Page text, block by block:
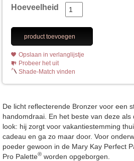
Hoeveelheid
product toevoegen
Opslaan in verlanglijstje
Probeer het uit
Shade-Match vinden
De licht reflecterende Bronzer voor een
handomdraai. En het beste van deze
look: hij zorgt voor vakantiestemming
cadeau en ga zo maar door. Voor
poeder gewoon in de Mary Kay Perfect
Pro Palette® worden opgeborgen.